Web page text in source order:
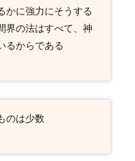
かに強力にそうする
界の法はすべて、神
るからである
のは少数